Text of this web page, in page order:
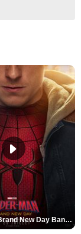
Spider-Man: Brand New Day Bande-annonce VO STFR